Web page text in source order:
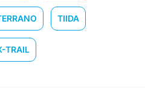
TIIDA
TRAIL